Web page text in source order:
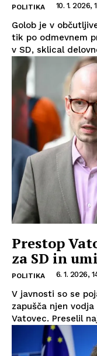
POLITIKA 10. 1. 2026,
Golob je v
tik po odmevnem
v SD, sklical
Prestop
za SD in
POLITIKA 6. 1. 2026,
V javnosti so se
zapušča njen
Vatovec. Preselil